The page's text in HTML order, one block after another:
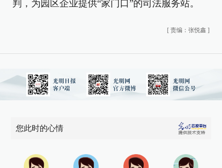
判，为园区企业提供“家门口”的司法服务站。
[ 责编：张悦鑫 ]
您此时的心情